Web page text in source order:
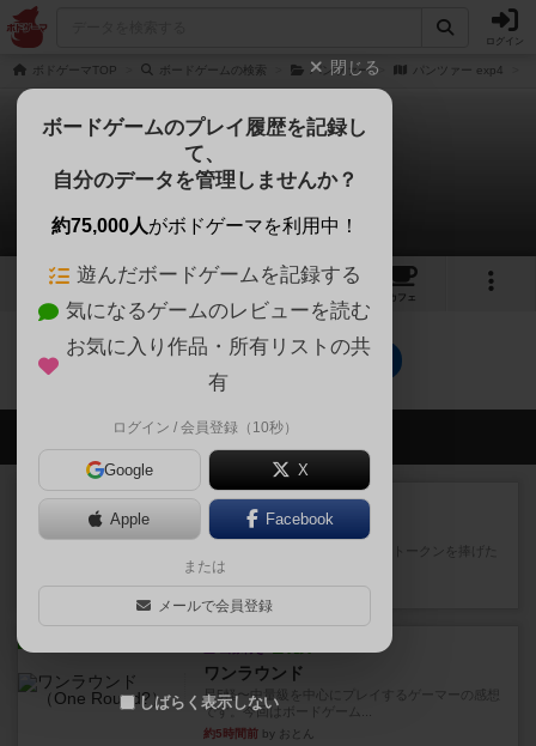
ログイン
ボドゲーマTOP ボードゲームの検索 パンツァー パンツァー exp4
パンツァー exp4
0件のレビュー
カフェ
パンツァー exp4のトップに戻る
会員の新しい投稿
レビュー
宵と暁の呪文書
4/5点呪文を修得したり使い魔にトークンを捧げた
りして得点を増やしてい...
約1時間前by ワタル
ワンラウンド
星5軽〜中量級を中心にプレイするゲーマーの感想
です。今回はボードゲーム...
約5時間前 by おとん
閉じる
ボードゲームのプレイ履歴を記録し
て、
自分のデータを管理しませんか？
約75,000人がボドゲーマを利用中！
遊んだボードゲームを記録する
気になるゲームのレビューを読む
お気に入り作品・所有リストの共
有
ログイン / 会員登録（10秒）
Google X
Apple Facebook
または
メールで会員登録
しばらく表示しない